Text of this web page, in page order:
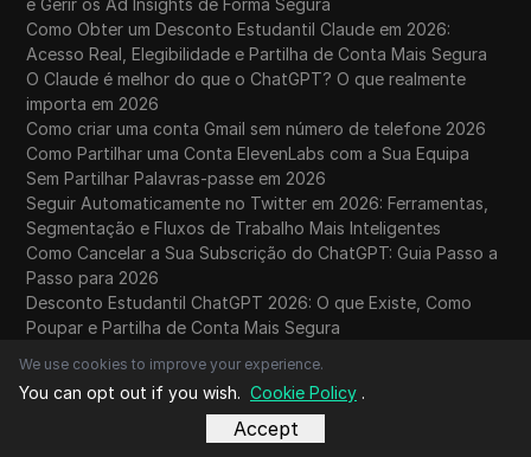
Como Obter um Desconto Estudantil Claude em 2026:
Acesso Real, Elegibilidade e Partilha de Conta Mais Segura
O Claude é melhor do que o ChatGPT? O que realmente
importa em 2026
Como criar uma conta Gmail sem número de telefone 2026
Como Partilhar uma Conta ElevenLabs com a Sua Equipa
Sem Partilhar Palavras-passe em 2026
Seguir Automaticamente no Twitter em 2026: Ferramentas,
Segmentação e Fluxos de Trabalho Mais Inteligentes
Como Cancelar a Sua Subscrição do ChatGPT: Guia Passo a
Passo para 2026
Desconto Estudantil ChatGPT 2026: O que Existe, Como
Poupar e Partilha de Conta Mais Segura
7 Correções para 2026
Como Corrigir "Esta Rede está a Bloquear o Tráfego DNS
We use cookies to improve your experience.
You can opt out if you wish. Cookie Policy .
Accept